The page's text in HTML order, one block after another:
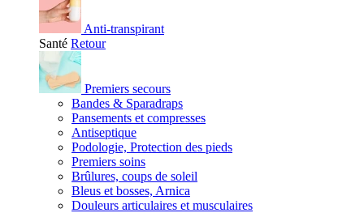
Anti-transpirant
Santé Retour
Premiers secours
Bandes & Sparadraps
Pansements et compresses
Antiseptique
Podologie, Protection des pieds
Premiers soins
Brûlures, coups de soleil
Bleus et bosses, Arnica
Douleurs articulaires et musculaires